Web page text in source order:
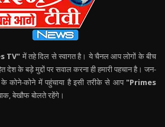
TV" में तहे दिल से स्वागत है। ये चैनल आप लोगों के बीच
देश के बड़े मुद्दों पर सवाल करना ही हमारी पहचान है। जन-
कोने में पहुंचाया है इसी तरीके से आप "Primes
बेखौफ बोलते रहेंगे।